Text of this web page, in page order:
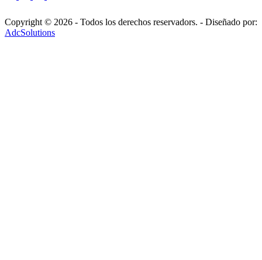
Copyright © 2026 - Todos los derechos reservadors. - Diseñado por:
AdcSolutions